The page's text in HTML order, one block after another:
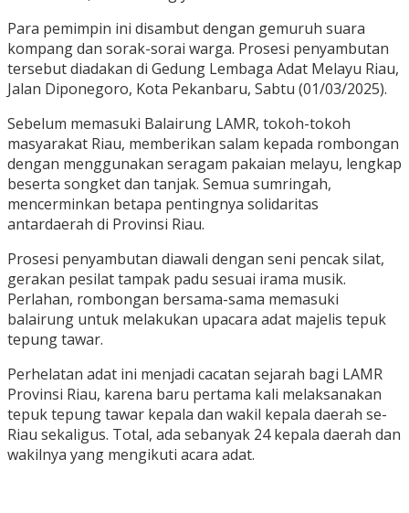
Para pemimpin ini disambut dengan gemuruh suara
kompang dan sorak-sorai warga. Prosesi penyambutan
tersebut diadakan di Gedung Lembaga Adat Melayu Riau,
Jalan Diponegoro, Kota Pekanbaru, Sabtu (01/03/2025).
Sebelum memasuki Balairung LAMR, tokoh-tokoh
masyarakat Riau, memberikan salam kepada rombongan
dengan menggunakan seragam pakaian melayu, lengkap
beserta songket dan tanjak. Semua sumringah,
mencerminkan betapa pentingnya solidaritas
antardaerah di Provinsi Riau.
Prosesi penyambutan diawali dengan seni pencak silat,
gerakan pesilat tampak padu sesuai irama musik.
Perlahan, rombongan bersama-sama memasuki
balairung untuk melakukan upacara adat majelis tepuk
tepung tawar.
Perhelatan adat ini menjadi cacatan sejarah bagi LAMR
Provinsi Riau, karena baru pertama kali melaksanakan
tepuk tepung tawar kepala dan wakil kepala daerah se-
Riau sekaligus. Total, ada sebanyak 24 kepala daerah dan
wakilnya yang mengikuti acara adat.